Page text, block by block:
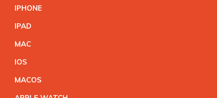
IPHONE
IPAD
MAC
IOS
MACOS